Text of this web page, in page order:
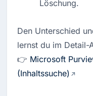
Löschung.
Den Unterschied
lernst du im Detail-
👉 Microsoft
(Inhaltssuche)